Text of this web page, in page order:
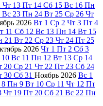
Чт 13 Пт 14 Сб 15 Вс 16 Пн
Вс 23 Пн 24 Вт 25 Ср 26 Чт
2026 Вт 1 Ср 2 Чт 3 Пт 4
11 Сб 12 Вс 13 Пн 14 Вт 15
21 Вт 22 Ср 23 Чт 24 Пт 25
2026 Чт 1 Пт 2 Сб 3
10 Вс 11 Пн 12 Вт 13 Ср 14
20 Ср 21 Чт 22 Пт 23 Сб 24
30 Сб 31 Ноябрь 2026 Вс 1
8 Пн 9 Вт 10 Ср 11 Чт 12 Пт
Чт 19 Пт 20 Сб 21 Вс 22 Пн